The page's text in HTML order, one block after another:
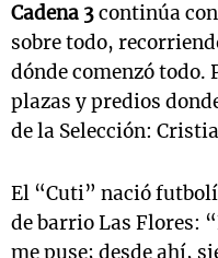
Cadena 3continúa
sobre todo,
dónde comenzó todo.
plazas y predios
de la Selección:
El “Cuti” nació
de barrio Las Flores:
me puse; desde ahí,